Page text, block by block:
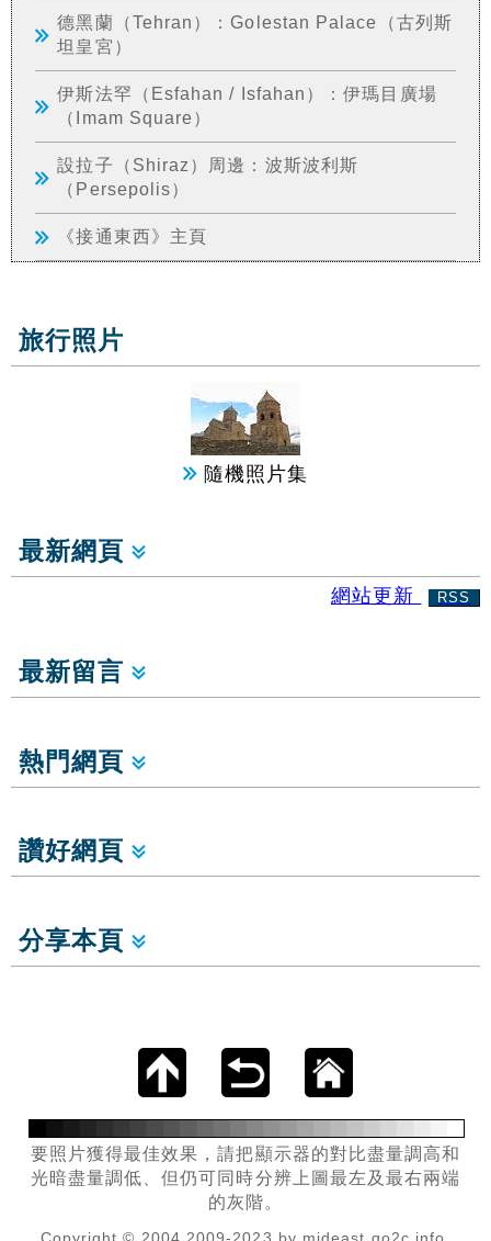
德黑蘭（Tehran）：Golestan Palace（古列斯
坦皇宮）
伊斯法罕（Esfahan / Isfahan）：伊瑪目廣場
（Imam Square）
設拉子（Shiraz）周邊：波斯波利斯
（Persepolis）
《接通東西》主頁
旅行照片
隨機照片集
最新網頁
網站更新 RSS
最新留言
熱門網頁
讚好網頁
分享本頁
要照片獲得最佳效果，請把顯示器的對比盡量調高和
光暗盡量調低、但仍可同時分辨上圖最左及最右兩端
的灰階。